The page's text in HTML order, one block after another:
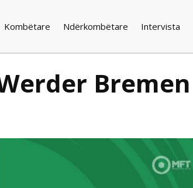
Kombëtare Ndërkombëtare Intervista
Bremen